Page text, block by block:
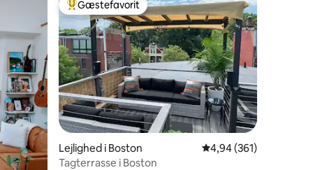
omtaler
Bedste gæstefavorit
Gæstefavorit
Lejlighed i Boston 4,94 ud af 5 i
4,94 (361)
Tagterrasse i Boston